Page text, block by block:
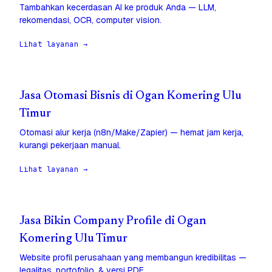
Tambahkan kecerdasan AI ke produk Anda — LLM,
rekomendasi, OCR, computer vision.
Lihat layanan →
Jasa Otomasi Bisnis di Ogan Komering Ulu
Timur
Otomasi alur kerja (n8n/Make/Zapier) — hemat jam kerja,
kurangi pekerjaan manual.
Lihat layanan →
Jasa Bikin Company Profile di Ogan
Komering Ulu Timur
Website profil perusahaan yang membangun kredibilitas —